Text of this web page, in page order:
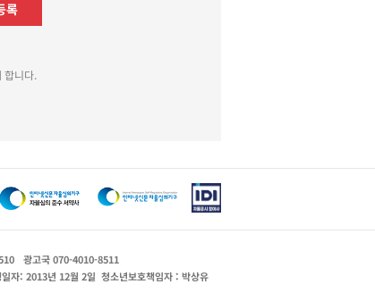
록
합니다.
광고국 070-4010-8511
자: 2013년 12월 2일 청소년보호책임자 : 박상유